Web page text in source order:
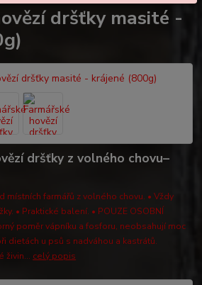
dršťky masité -
dršťky z volného chovu–
místních farmářů z volného chovu. • Vždy
• Praktické balení. • POUZE OSOBNÍ
poměr vápníku a fosforu, neobsahují moc
dietách u psů s nadváhou a kastrátů.
živin... celý popis